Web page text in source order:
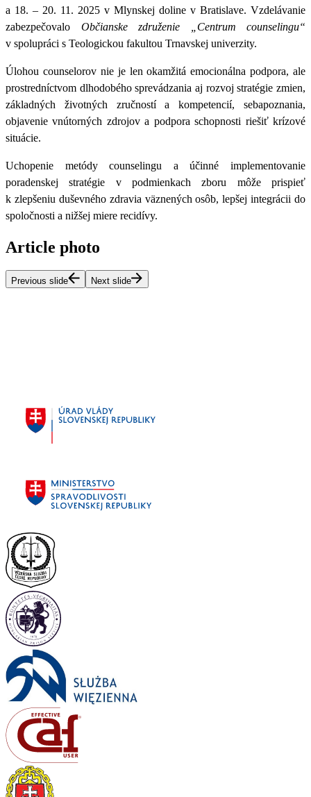
a 18. – 20. 11. 2025 v Mlynskej doline v Bratislave. Vzdelávanie
zabezpečovalo Občianske združenie „Centrum counselingu“
v spolupráci s Teologickou fakultou Trnavskej univerzity.
Úlohou counselorov nie je len okamžitá emocionálna podpora, ale
prostredníctvom dlhodobého sprevádzania aj rozvoj stratégie zmien,
základných životných zručností a kompetencií, sebapoznania,
objavenie vnútorných zdrojov a podpora schopnosti riešiť krízové
situácie.
Uchopenie metódy counselingu a účinné implementovanie
poradenskej stratégie v podmienkach zboru môže prispieť
k zlepšeniu duševného zdravia väznených osôb, lepšej integrácii do
spoločnosti a nižšej miere recidívy.
Article photo
Previous slide Next slide